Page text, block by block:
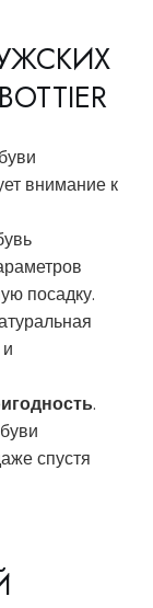
внимание к
посадку.
.
спустя